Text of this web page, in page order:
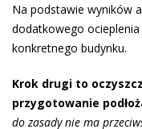
Na podstawie wyników
dodatkowego
konkretnego budynku.
Krok drugi to
przygotowanie
do zasady nie ma